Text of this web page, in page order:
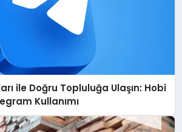
ile Doğru Topluluğa Ulaşın: Hobi
Kullanımı